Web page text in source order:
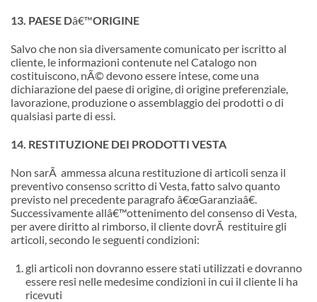
13. PAESE Dâ€™ORIGINE
Salvo che non sia diversamente comunicato per iscritto al
cliente, le informazioni contenute nel Catalogo non
costituiscono, nÃ© devono essere intese, come una
dichiarazione del paese di origine, di origine preferenziale,
lavorazione, produzione o assemblaggio dei prodotti o di
qualsiasi parte di essi.
14. RESTITUZIONE DEI PRODOTTI VESTA
Non sarÃ ammessa alcuna restituzione di articoli senza il
preventivo consenso scritto di Vesta, fatto salvo quanto
previsto nel precedente paragrafoâ€œGaranziaâ€.
Successivamente allâ€™ottenimento del consenso di Vesta,
per avere diritto al rimborso, il cliente dovrÃ restituire gli
articoli, secondo le seguenti condizioni:
gli articoli non dovranno essere stati utilizzati e dovranno
essere resi nelle medesime condizioni in cui il cliente li ha
ricevuti